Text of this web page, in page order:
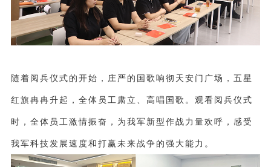
随着阅兵仪式的开始，庄严的国歌响彻天安门广场，五星
红旗冉冉升起，全体员工肃立、高唱国歌。观看阅兵仪式
时，全体员工激情振奋，为我军新型作战力量欢呼，感受
我军科技发展速度和打赢未来战争的强大能力。